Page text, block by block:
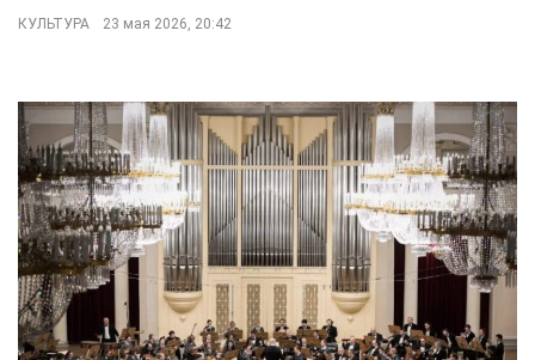
КУЛЬТУРА 23 мая 2026, 20:42